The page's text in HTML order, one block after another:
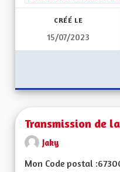
CRÉÉ LE
15/07/2023
Transmission de
Jaky
Mon Code postal